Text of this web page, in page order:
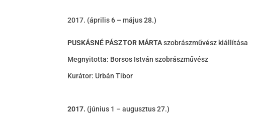
(április 6 – május 28.)
PUSKÁSNÉ PÁSZTOR MÁRTAszobrászművész kiállítása
Megnyitotta: Borsos István szobrászművész
Kurátor: Urbán Tibor
2017. (június 1 – augusztus 27.)